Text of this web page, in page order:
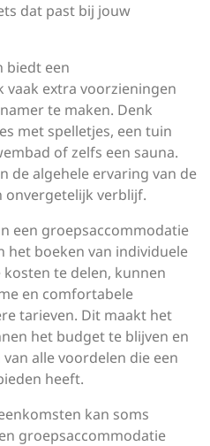
dat past bij jouw
biedt een
extra voorzieningen
te maken. Denk
met spelletjes, een tuin
of zelfs een sauna.
de algehele ervaring van de
onvergetelijk verblijf.
een groepsaccommodatie
het boeken van individuele
te delen, kunnen
en comfortabele
tarieven. Dit maakt het
het budget te blijven en
alle voordelen die een
heeft.
kan soms
groepsaccommodatie